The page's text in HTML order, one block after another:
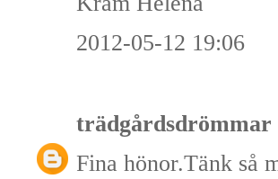
2012-05-12 19:06
trädgårdsdrömmar
Fina hönor.Tänk så